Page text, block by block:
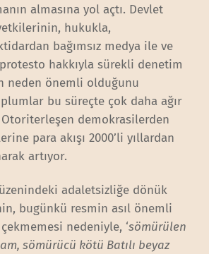
almasına yol açtı. Devlet
hukukla,
bağımsız medya ile ve
hakkıyla sürekli denetim
neden önemli olduğunu
bu süreçte çok daha ağır
demokrasilerden
para akışı 2000’li yıllardan
artıyor.
adaletsizliğe dönük
bugünkü resmin asıl önemli
nedeniyle, ‘sömürülen
sömürücü kötü Batılı beyaz